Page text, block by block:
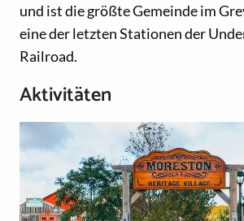
und ist die größte Gemeinde im
eine der letzten Stationen der
Railroad.
Aktivitäten